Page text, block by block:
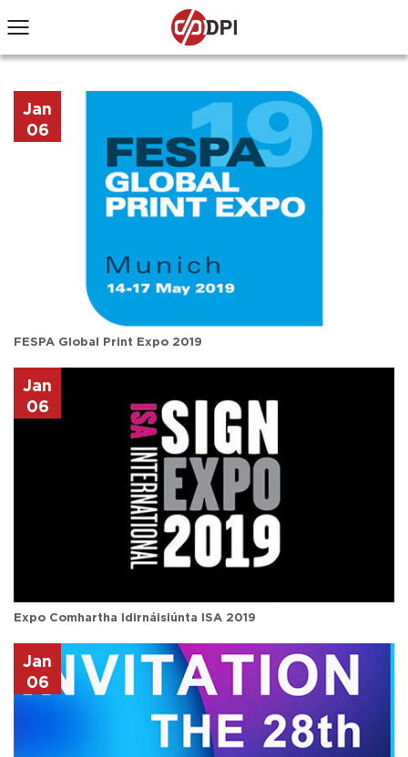
Jan
06
FESPA Global Print Expo 2019
Jan
06
Expo Comhartha Idirnáisiúnta ISA 2019
Jan
06